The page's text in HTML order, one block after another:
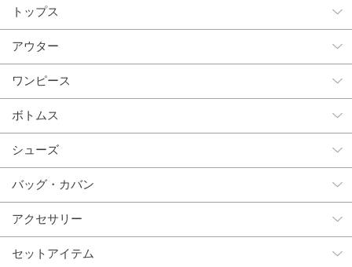
トップス
アウター
ワンピース
ボトムス
シューズ
バッグ・カバン
アクセサリー
セットアイテム